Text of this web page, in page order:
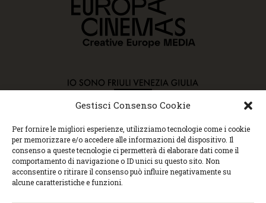
Gestisci Consenso Cookie
Per fornire le migliori esperienze, utilizziamo tecnologie come i cookie
per memorizzare e/o accedere alle informazioni del dispositivo. Il
consenso a queste tecnologie ci permetterà di elaborare dati come il
comportamento di navigazione o ID unici su questo sito. Non
acconsentire o ritirare il consenso può influire negativamente su
alcune caratteristiche e funzioni.
Copyright © 2015 Cec, Tutti i diritti riservati. Nessun
contenuto può essere copiato o manipolato. Accedendo al
sito approvi la Policy sulla privacy e la Policy sui
contenuti.
Centro espressioni cinematografiche, via Villalta, 24 |
33100 Udine | tel. 0432 299545 | P.Iva 01295290306 |